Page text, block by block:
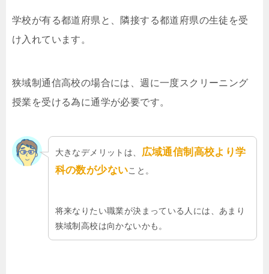
学校が有る都道府県と、隣接する都道府県の生徒を受
け入れています。
狭域制通信高校の場合には、週に一度スクリーニング
授業を受ける為に通学が必要です。
大きなデメリットは、 広域通信制高校より学
科の数が少ないこと。
将来なりたい職業が決まっている人には、あまり
狭域制高校は向かないかも。